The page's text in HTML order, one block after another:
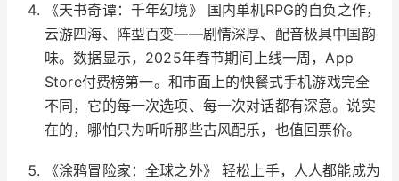
《天书奇谭：千年幻境》 国内单机RPG的自负之作，
云游四海、阵型百变——剧情深厚、配音极具中国韵
味。数据显示，2025年春节期间上线一周，App
Store付费榜第一。和市面上的快餐式手机游戏完全
不同，它的每一次选项、每一次对话都有深意。说实
在的，哪怕只为听听那些古风配乐，也值回票价。
《涂鸦冒险家：全球之外》 轻松上手，人人都能成为